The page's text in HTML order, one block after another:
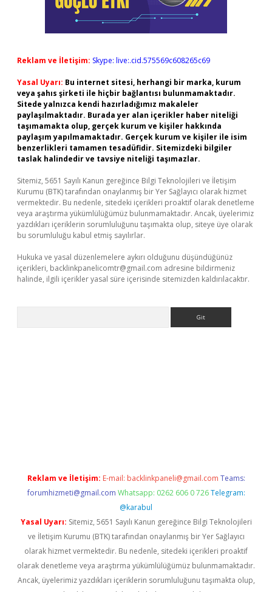
Reklam ve İletişim: Skype: live:.cid.575569c608265c69
Yasal Uyarı: Bu internet sitesi, herhangi bir marka, kurum
veya şahıs şirketi ile hiçbir bağlantısı bulunmamaktadır.
Sitede yalnızca kendi hazırladığımız makaleler
paylaşılmaktadır. Burada yer alan içerikler haber niteliği
taşımamakta olup, gerçek kurum ve kişiler hakkında
paylaşım yapılmamaktadır. Gerçek kurum ve kişiler ile isim
benzerlikleri tamamen tesadüfidir. Sitemizdeki bilgiler
taslak halindedir ve tavsiye niteliği taşımazlar.
Sitemiz, 5651 Sayılı Kanun gereğince Bilgi Teknolojileri ve İletişim
Kurumu (BTK) tarafından onaylanmış bir Yer Sağlayıcı olarak hizmet
vermektedir. Bu nedenle, sitedeki içerikleri proaktif olarak denetleme
veya araştırma yükümlülüğümüz bulunmamaktadır. Ancak, üyelerimiz
yazdıkları içeriklerin sorumluluğunu taşımakta olup, siteye üye olarak
bu sorumluluğu kabul etmiş sayılırlar.
Hukuka ve yasal düzenlemelere aykırı olduğunu düşündüğünüz
içerikleri, backlinkpanelicomtr@gmail.com adresine bildirmeniz
halinde, ilgili içerikler yasal süre içerisinde sitemizden kaldırılacaktır.
Reklam ve İletişim: E-mail: backlinkpaneli@gmail.com Teams:
forumhizmeti@gmail.com Whatsapp: 0262 606 0 726 Telegram:
@karabul
Yasal Uyarı: Sitemiz, 5651 Sayılı Kanun gereğince Bilgi Teknolojileri
ve İletişim Kurumu (BTK) tarafından onaylanmış bir Yer Sağlayıcı
olarak hizmet vermektedir. Bu nedenle, sitedeki içerikleri proaktif
olarak denetleme veya araştırma yükümlülüğümüz bulunmamaktadır.
Ancak, üyelerimiz yazdıkları içeriklerin sorumluluğunu taşımakta olup,